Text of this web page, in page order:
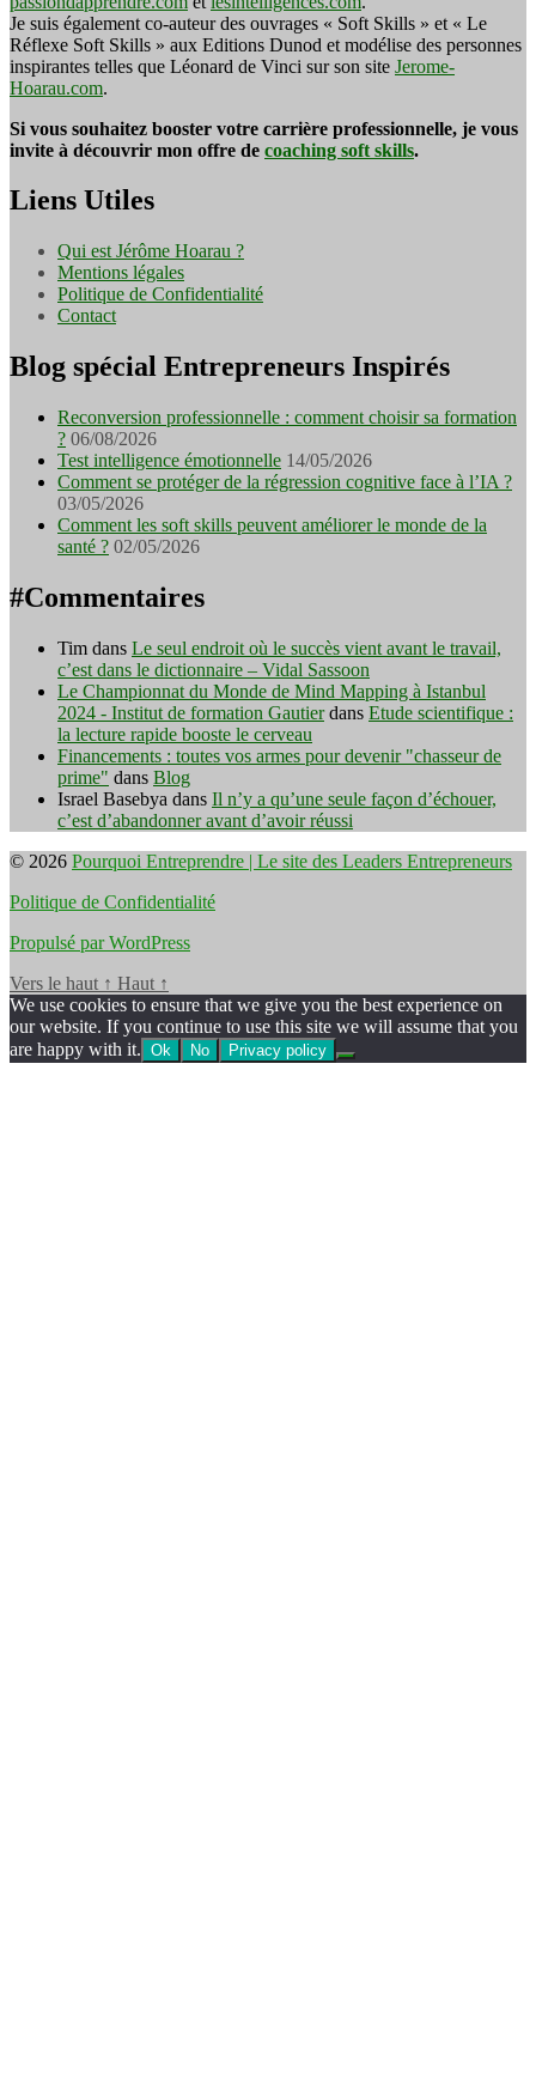
Je suis également co-auteur des ouvrages « Soft Skills » et « Le
Réflexe Soft Skills » aux Editions Dunod et modélise des personnes
inspirantes telles que Léonard de Vinci sur son site Jerome-
Hoarau.com.
Si vous souhaitez booster votre carrière professionnelle, je vous
invite à découvrir mon offre de coaching soft skills.
Liens Utiles
Qui est Jérôme Hoarau ?
Mentions légales
Politique de Confidentialité
Contact
Blog spécial Entrepreneurs Inspirés
Reconversion professionnelle : comment choisir sa formation
? 06/08/2026
Test intelligence émotionnelle 14/05/2026
Comment se protéger de la régression cognitive face à l’IA ?
03/05/2026
Comment les soft skills peuvent améliorer le monde de la
santé ? 02/05/2026
#Commentaires
Tim dans Le seul endroit où le succès vient avant le travail,
c’est dans le dictionnaire – Vidal Sassoon
Le Championnat du Monde de Mind Mapping à Istanbul
2024 - Institut de formation Gautierdans Etude scientifique :
la lecture rapide booste le cerveau
Financements : toutes vos armes pour devenir "chasseur de
prime" dans Blog
Israel Basebya dans Il n’y a qu’une seule façon d’échouer,
c’est d’abandonner avant d’avoir réussi
© 2026 Pourquoi Entreprendre | Le site des Leaders Entrepreneurs
Politique de Confidentialité
Propulsé par WordPress
Vers le haut ↑ Haut ↑
We use cookies to ensure that we give you the best experience on
our website. If you continue to use this site we will assume that you
are happy with it. Ok No Privacy policy